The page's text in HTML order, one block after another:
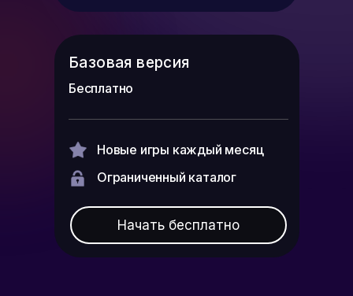
Базовая версия
Бесплатно
Новые игры каждый месяц
Начать бесплатно
Ограниченный каталог